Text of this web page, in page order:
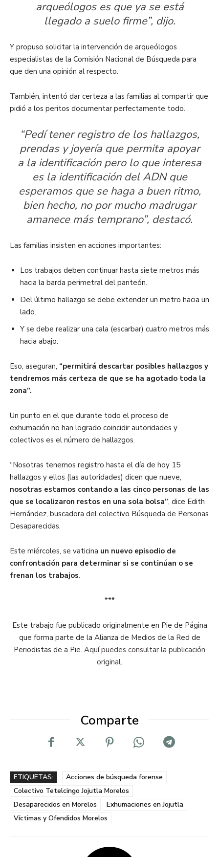
arqueólogos es que ya se está
llegado a suelo firme”, dijo.
Y propuso solicitar la intervención de arqueólogos
especialistas de la Comisión Nacional de Búsqueda para
que den una opinión al respecto.
También, intentó dar certeza a las familias al compartir que
pidió a los peritos documentar perfectamente todo.
“Pedí tener registro de los hallazgos,
prendas y joyería que permita apoyar
a la identificación pero lo que interesa
es la identificación del ADN que
esperamos que se haga a buen ritmo,
bien hecho, no por mucho madrugar
amanece más temprano”, destacó.
Las familias insisten en acciones importantes:
Los trabajos deben continuar hasta siete metros más
hacia la barda perimetral del panteón.
Del último hallazgo se debe extender un metro hacia un
lado.
Y se debe realizar una cala (escarbar) cuatro metros más
hacia abajo.
Eso, aseguran, “permitirá descartar posibles hallazgos y
tendremos más certeza de que se ha agotado toda la
zona”.
Un punto en el que durante todo el proceso de
exhumación no han logrado coincidir autoridades y
colectivos es el número de hallazgos.
“Nosotras tenemos registro hasta el día de hoy 15
hallazgos y ellos (las autoridades) dicen que nueve,
nosotras estamos contando a las cinco personas de las
que se localizaron restos en una sola bolsa”, dice Edith
Hernández, buscadora del colectivo Búsqueda de Personas
Desaparecidas.
Este miércoles, se vaticina un nuevo episodio de
confrontación para determinar si se continúan o se
frenan los trabajos.
***
Este trabajo fue publicado originalmente en Pie de Página
que forma parte de la Alianza de Medios de la Red de
Periodistas de a Pie. Aquí puedes consultar la publicación
original.
Comparte
ETIQUETAS:
Acciones de búsqueda forense
Colectivo Tetelcingo Jojutla Morelos
Desaparecidos en Morelos
Exhumaciones en Jojutla
Víctimas y Ofendidos Morelos